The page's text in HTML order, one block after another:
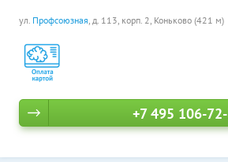
ул. Профсоюзная, д. 113, корп. 2, Коньково (421 м)
+7 495 106-